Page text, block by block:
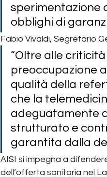
sperimentazione
obblighi di
Fabio Vivaldi, Segretario
“Oltre alle
preoccupazione
qualità della
che la
adeguatamente
strutturato e
garantita dalla
AISI si impegna a
dell’offerta sanitaria nel